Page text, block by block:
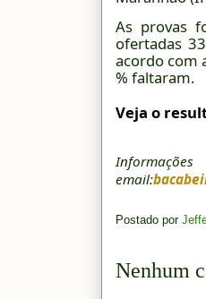
As provas
ofertadas
acordo com
% faltaram.
Veja o
email:
Postado por
Nenhum